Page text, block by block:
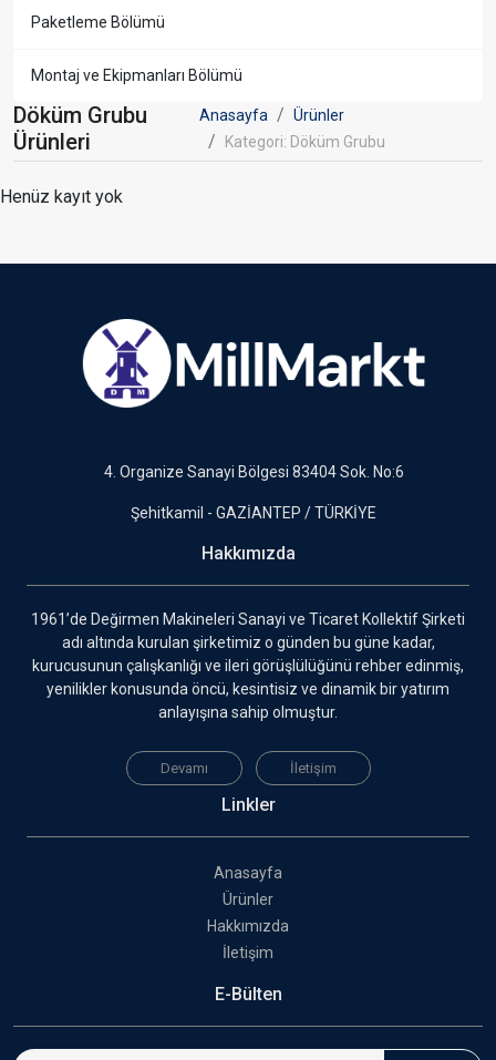
Paketleme Bölümü
Montaj ve Ekipmanları Bölümü
Döküm Grubu
Ürünleri
Anasayfa
Ürünler
Kategori: Döküm Grubu
Henüz kayıt yok
4. Organize Sanayi Bölgesi 83404 Sok. No:6
Şehitkamil - GAZİANTEP / TÜRKİYE
Hakkımızda
1961’de Değirmen Makineleri Sanayi ve Ticaret Kollektif Şirketi
adı altında kurulan şirketimiz o günden bu güne kadar,
kurucusunun çalışkanlığı ve ileri görüşlülüğünü rehber edinmiş,
yenilikler konusunda öncü, kesintisiz ve dinamik bir yatırım
anlayışına sahip olmuştur.
Devamı İletişim
Linkler
Anasayfa
Ürünler
Hakkımızda
İletişim
E-Bülten